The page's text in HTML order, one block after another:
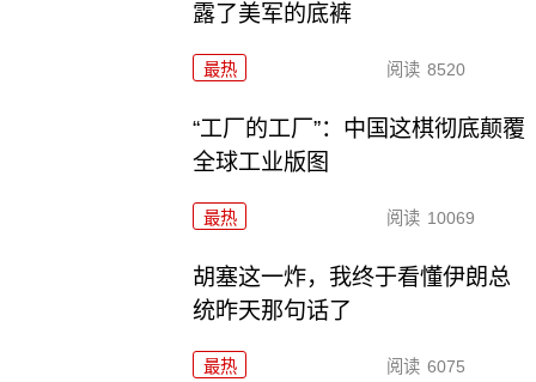
露了美军的底裤
最热 阅读 8520
“工厂的工厂”：中国这棋彻底颠覆
全球工业版图
最热 阅读 10069
胡塞这一炸，我终于看懂伊朗总
统昨天那句话了
最热 阅读 6075